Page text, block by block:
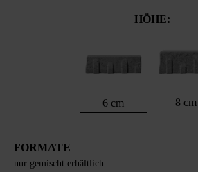
HÖHE:
6 cm 8 cm
FORMATE
nur gemischt erhältlich